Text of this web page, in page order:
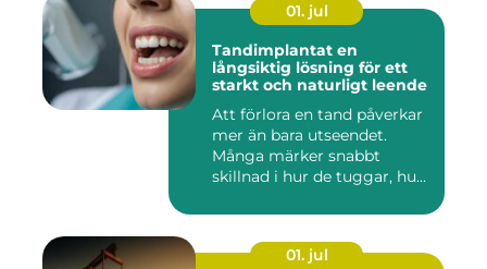
01. jul
Tandimplantat en
långsiktig lösning för ett
starkt och naturligt leende
Att förlora en tand påverkar
mer än bara utseendet.
Många märker snabbt
skillnad i hur de tuggar, hu...
01. jul